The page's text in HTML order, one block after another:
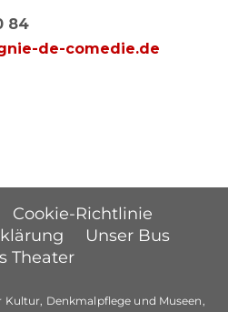
84
de-comedie.de
Cookie-Richtlinie
Unser Bus
Theater
Denkmalpflege und Museen,